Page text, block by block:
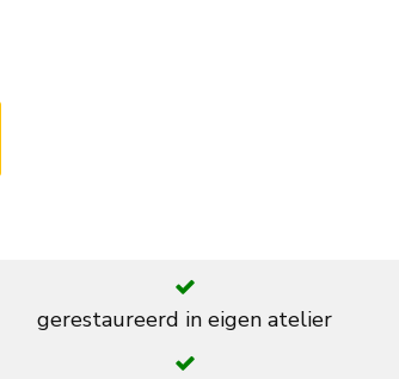
gerestaureerd in eigen atelier